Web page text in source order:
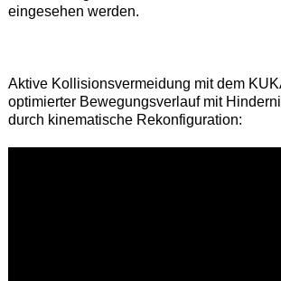
eingesehen werden.
Aktive Kollisionsvermeidung mit dem
optimierter Bewegungsverlauf mit
durch kinematische Rekonfiguration: